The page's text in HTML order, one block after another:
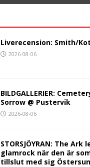
Liverecension: Smith/
2026-08-06
BILDGALLERIER:
Sorrow @ Pustervik
2026-08-06
STORSJÖYRAN: The Ark
glamrock när den är
tillslut med sig